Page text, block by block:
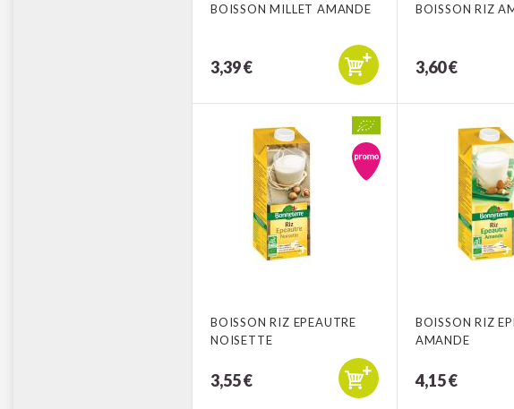
BOISSON MILLET AMANDE
3,39 €
BOISSON RIZ
3,60 €
BOISSON RIZ EPEAUTRE
NOISETTE
3,55 €
BOISSON RIZ
AMANDE
4,15 €